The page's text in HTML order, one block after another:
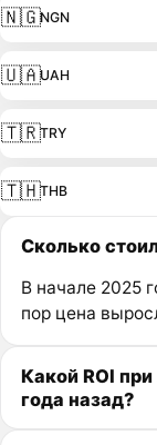
🇳🇬NGN
🇺🇦UAH
🇹🇷TRY
🇹🇭THB
Сколько
В начале 2025
пор цена
Какой ROI
года назад?